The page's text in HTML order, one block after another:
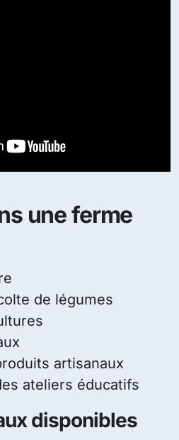
une ferme
de légumes
artisanaux
ateliers éducatifs
disponibles